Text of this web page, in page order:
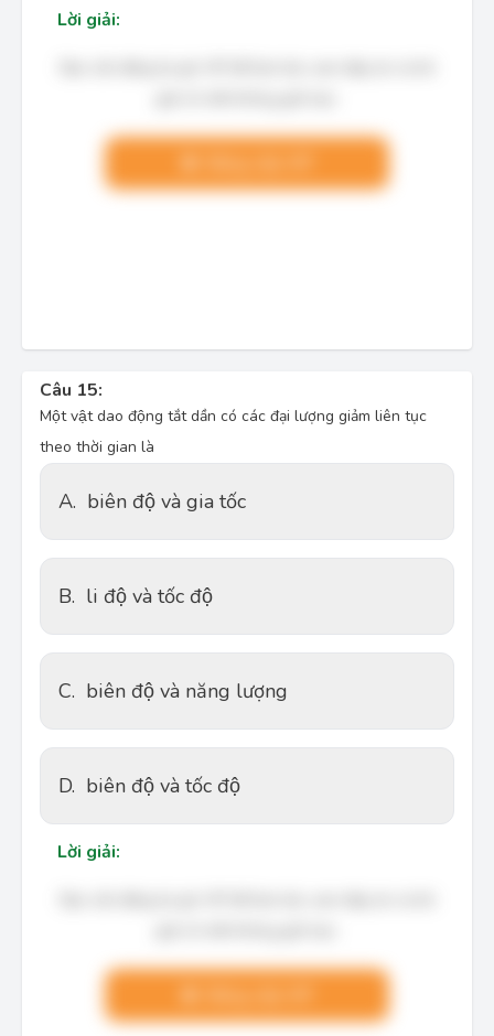
Lời giải:
Câu 15:
Một vật dao động tắt dần có các đại lượng giảm liên tục
theo thời gian là
A. biên độ và gia tốc
B. li độ và tốc độ
C. biên độ và năng lượng
D. biên độ và tốc độ
Lời giải: